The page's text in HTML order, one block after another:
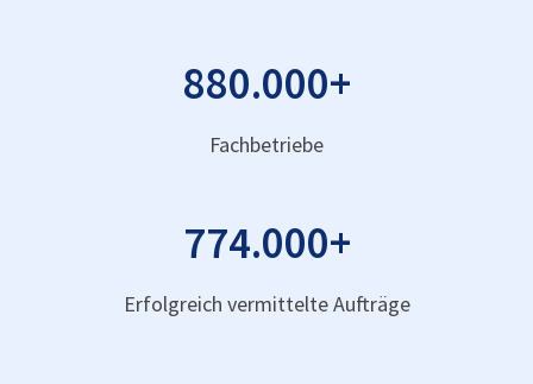
880.000+
Fachbetriebe
774.000+
Erfolgreich vermittelte Aufträge